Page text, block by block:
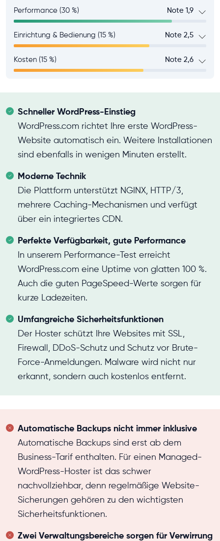
Performance (30 %) Note 1,9
Einrichtung & Bedienung (15 %) Note 2,5
Kosten (15 %) Note 2,6
Schneller WordPress-Einstieg
WordPress.com richtet Ihre erste WordPress-
Website automatisch ein. Weitere Installationen
sind ebenfalls in wenigen Minuten erstellt.
Moderne Technik
Die Plattform unterstützt NGINX, HTTP/3,
mehrere Caching-Mechanismen und verfügt
über ein integriertes CDN.
Perfekte Verfügbarkeit, gute Performance
In unserem Performance-Test erreicht
WordPress.com eine Uptime von glatten 100 %.
Auch die guten PageSpeed-Werte sorgen für
kurze Ladezeiten.
Umfangreiche Sicherheitsfunktionen
Der Hoster schützt Ihre Websites mit SSL,
Firewall, DDoS-Schutz und Schutz vor Brute-
Force-Anmeldungen. Malware wird nicht nur
erkannt, sondern auch kostenlos entfernt.
Automatische Backups nicht immer inklusive
Automatische Backups sind erst ab dem
Business-Tarif enthalten. Für einen Managed-
WordPress-Hoster ist das schwer
nachvollziehbar, denn regelmäßige Website-
Sicherungen gehören zu den wichtigsten
Sicherheitsfunktionen.
Zwei Verwaltungsbereiche sorgen für Verwirrung